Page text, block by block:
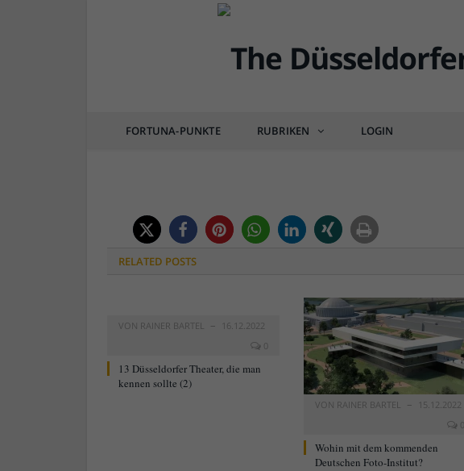
FORTUNA-PUNKTE RUBRIKEN LOGIN
DÜSSEL-KULTUR & POP
RELATED POSTS
VON RAINER BARTEL
16.12.2022
0
13 Düsseldorfer Theater, die man
kennen sollte (2)
VON RAINER BARTEL
15.12.2022
0
Wohin mit dem kommenden
Deutschen Foto-Institut?